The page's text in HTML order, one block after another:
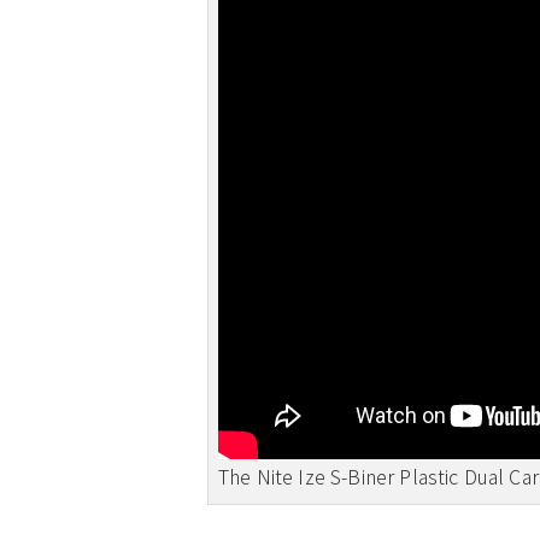
The Nite Ize S-Biner Plastic Dual